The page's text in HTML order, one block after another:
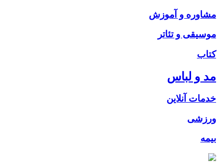
مشاوره و آموزش
موسیقی و تئاتر
کتاب
مد و لباس
خدمات آنلاین
ورزشی
بیمه